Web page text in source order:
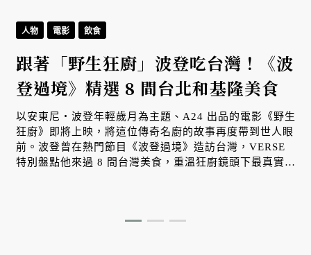
人物 電影 飲食
跟著「野生狂廚」波登吃台灣！《波
登過境》精選 8 間台北和基隆美食
以安東尼・波登年輕歲月為主題、A24 出品的電影《野生
狂廚》即將上映，將這位傳奇名廚的故事再度帶到世人眼
前。波登曾在熱門節目《波登過境》造訪台灣，VERSE
特別盤點他來過 8 間台灣美食，重溫狂廚鏡頭下最真實、